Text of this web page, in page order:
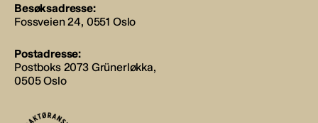
Besøksadresse:
Fossveien 24, 0551 Oslo
Postadresse:
Postboks 2073 Grünerløkka,
0505 Oslo